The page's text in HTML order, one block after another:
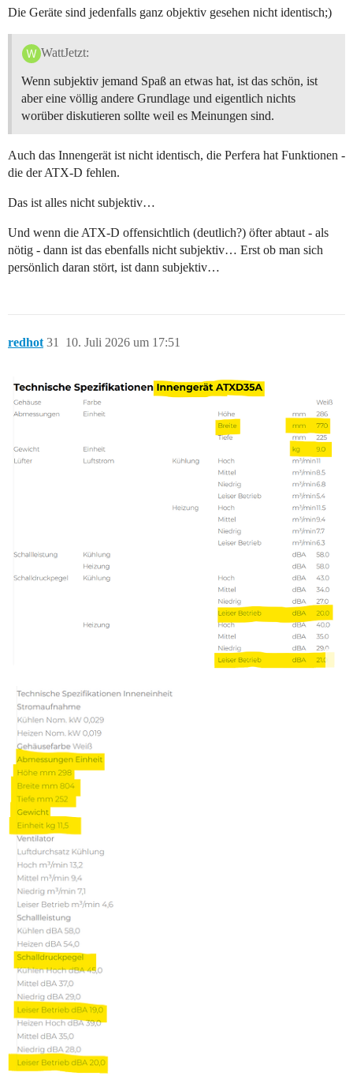
Die Geräte sind jedenfalls ganz objektiv gesehen nicht identisch;)
WattJetzt:
Wenn subjektiv jemand Spaß an etwas hat, ist das schön, ist
aber eine völlig andere Grundlage und eigentlich nichts
worüber diskutieren sollte weil es Meinungen sind.
Auch das Innengerät ist nicht identisch, die Perfera hat Funktionen -
die der ATX-D fehlen.
Das ist alles nicht subjektiv…
Und wenn die ATX-D offensichtlich (deutlich?) öfter abtaut - als
nötig - dann ist das ebenfalls nicht subjektiv… Erst ob man sich
persönlich daran stört, ist dann subjektiv…
redhot 10. Juli 2026 um 17:51
31